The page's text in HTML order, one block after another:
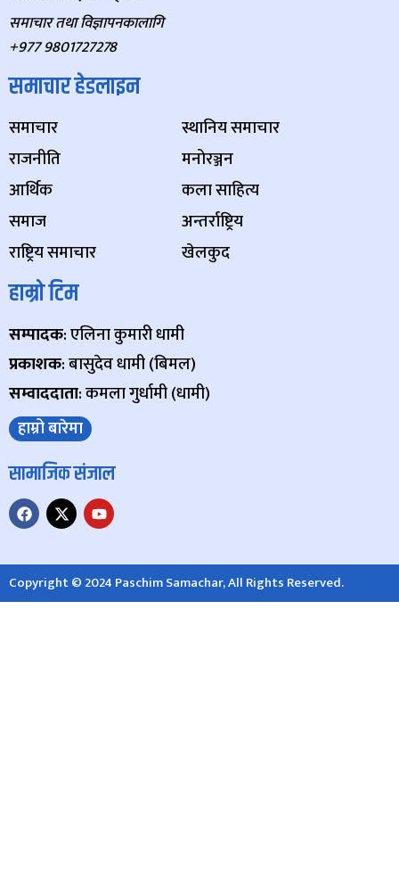
समाचार तथा विज्ञापनकालागि
+977 9801727278
समाचार हेडलाइन
समाचार
राजनीति
आर्थिक
समाज
राष्ट्रिय समाचार
स्थानिय समाचार
मनोरञ्जन
कला साहित्य
अन्तर्राष्ट्रिय
खेलकुद
हाम्रो टिम
सम्पादक: एलिना कुमारी धामी
प्रकाशक: बासुदेव धामी (बिमल)
सम्वाददाता: कमला गुर्धामी (धामी)
हाम्रो बारेमा
सामाजिक संजाल
Copyright © 2024 Paschim Samachar, All Rights Reserved.